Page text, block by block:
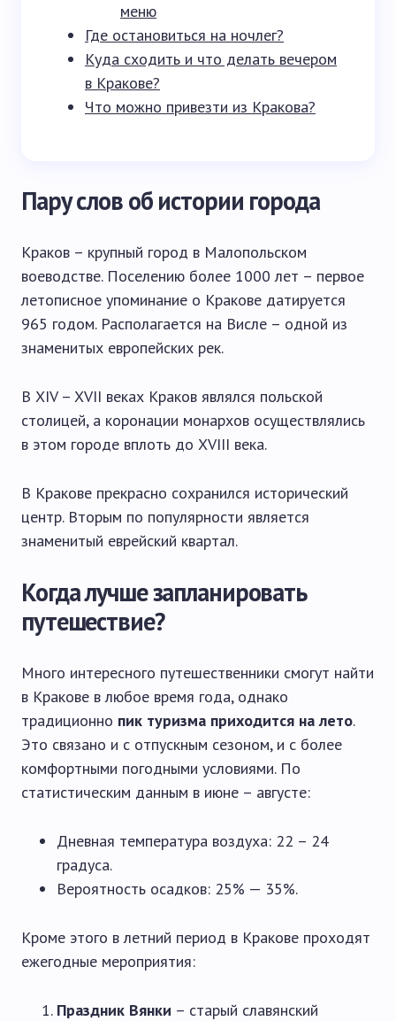
меню
Где остановиться на ночлег?
Куда сходить и что делать вечером
в Кракове?
Что можно привезти из Кракова?
Пару слов об истории города
Краков – крупный город в Малопольском
воеводстве. Поселению более 1000 лет – первое
летописное упоминание о Кракове датируется
965 годом. Располагается на Висле – одной из
знаменитых европейских рек.
В XIV – XVII веках Краков являлся польской
столицей, а коронации монархов осуществлялись
в этом городе вплоть до XVIII века.
В Кракове прекрасно сохранился исторический
центр. Вторым по популярности является
знаменитый еврейский квартал.
Когда лучше запланировать
путешествие?
Много интересного путешественники смогут найти
в Кракове в любое время года, однако
традиционно пик туризма приходится на лето.
Это связано и с отпускным сезоном, и с более
комфортными погодными условиями. По
статистическим данным в июне – августе:
Дневная температура воздуха: 22 – 24
градуса.
Вероятность осадков: 25% — 35%.
Кроме этого в летний период в Кракове проходят
ежегодные мероприятия:
Праздник Вянки – старый славянский